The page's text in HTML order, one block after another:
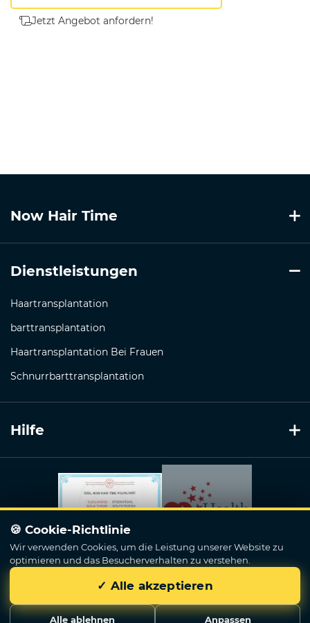
Jetzt Angebot anfordern!
Now Hair Time
Dienstleistungen
Haartransplantation
barttransplantation
Haartransplantation Bei Frauen
Schnurrbarttransplantation
Hilfe
🍪 Cookie-Richtlinie
Wir verwenden Cookies, um die Leistung unserer Website zu
optimieren und das Besucherverhalten zu verstehen.
Alle ablehnen Anpassen
✓ Alle akzeptieren